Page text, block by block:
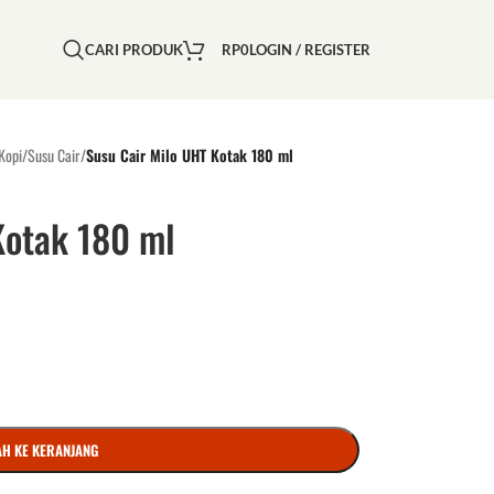
CARI PRODUK RP0LOGIN / REGISTER
/Susu Cair/Susu Cair Milo UHT Kotak 180 ml
180 ml
KE KERANJANG